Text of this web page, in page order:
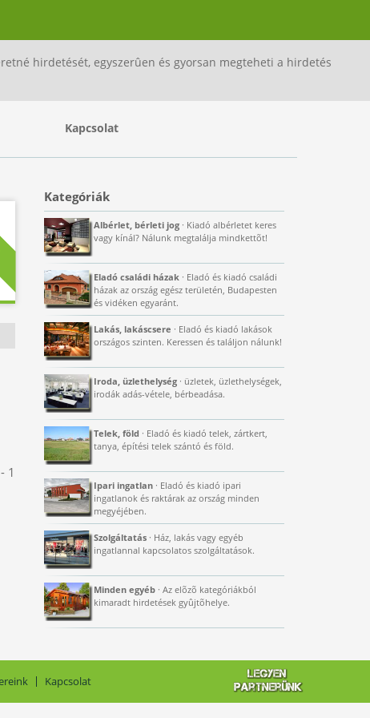
hirdetését, egyszerûen és gyorsan megteheti a hirdetés
Kapcsolat
1
Kategóriák
Albérlet, bérleti jog · Kiadó albérletet keres
vagy kínál? Nálunk megtalálja mindkettõt!
Eladó családi házak · Eladó és kiadó családi
házak az ország egész területén, Budapesten
és vidéken egyaránt.
Lakás, lakáscsere · Eladó és kiadó lakások
országos szinten. Keressen és találjon nálunk!
Iroda, üzlethelység · üzletek, üzlethelységek,
irodák adás-vétele, bérbeadása.
Telek, föld · Eladó és kiadó telek, zártkert,
tanya, építési telek szántó és föld.
Ipari ingatlan · Eladó és kiadó ipari
ingatlanok és raktárak az ország minden
megyéjében.
Szolgáltatás · Ház, lakás vagy egyéb
ingatlannal kapcsolatos szolgáltatások.
Minden egyéb · Az elõzõ kategóriákból
kimaradt hirdetések gyûjtõhelye.
Kapcsolat